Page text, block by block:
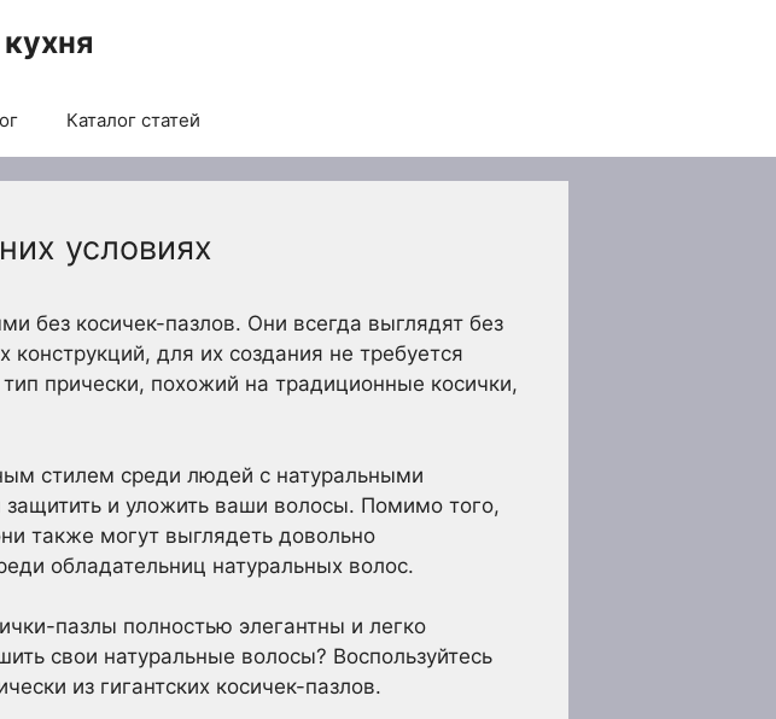
Каталог статей
условиях
без косичек-пазлов. Они всегда выглядят без
для их создания не требуется
прически, похожий на традиционные косички,
стилем среди людей с натуральными
и уложить ваши волосы. Помимо того,
также могут выглядеть довольно
обладательниц натуральных волос.
пазлы полностью элегантны и легко
свои натуральные волосы? Воспользуйтесь
из гигантских косичек-пазлов.